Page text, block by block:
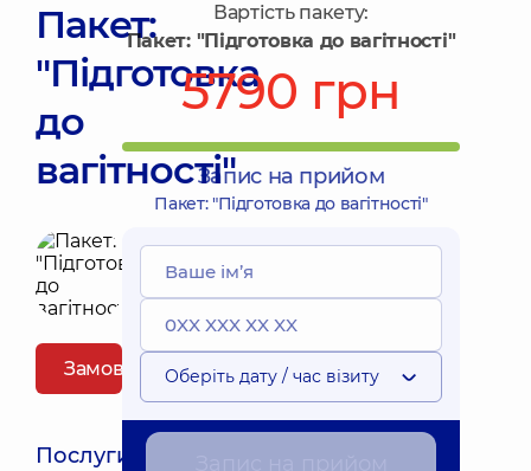
Пакет:
"Підготовка
до
вагітності"
Замовити пакет
Послуги,
Вартість пакету:
Пакет: "Підготовка до вагітності"
5790 грн
Запис на прийом
Пакет: "Підготовка до вагітності"
Оберіть дату / час візиту